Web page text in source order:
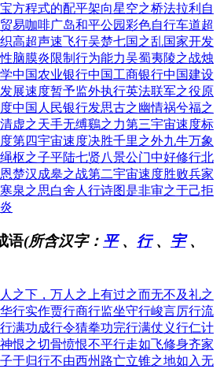
方程式的配平架向星空之桥法拉利自
易咖啡广岛和平公园彩色自行车道超
高超声速飞行吴楚七国之乱国家开发
脑膜炎限制行为能力吴蜀夷陵之战烛
中国农业银行中国工商银行中国建设
展速度暂予监外执行英法联军之役原
中国人民银行发思古之幽情祸兮福之
虚之天手无缚鷄之力第三宇宙速度标
第四宇宙速度决胜千里之外九牛万象
枢之子平陆七贤八景公门中好修行北
楚汉成皋之战第二宇宙速度胜败兵家
泉之思白舍人行诗图是非审之于己拒
语(所含汉字： 平、 行、 宇、
之下，万人之上有过之而无不及礼之
行实作贾行商行监坐守行峻言厉行流
行满功成行令猜拳功完行满仗义行仁计
恨之切骨愤恨不平行走如飞修身齐家
于归行不由西州路亡立锥之地如入无